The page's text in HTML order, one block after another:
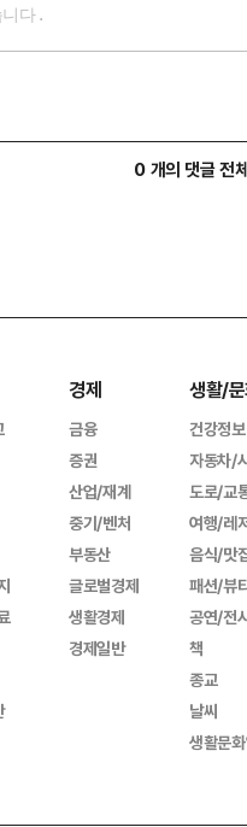
0 개의 댓글 전
경제
금융
증권
산업/재계
중기/벤처
부동산
글로벌경제
생활경제
경제일반
생활/
건강정보
자동차/
도로/교
여행/레
음식/맛
패션/뷰
공연/전
책
종교
날씨
생활문